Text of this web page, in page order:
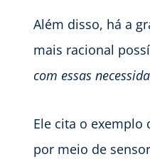
Além disso, há a
mais racional
com essas
Ele cita o
por meio de